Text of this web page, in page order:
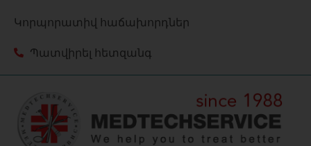
Կորպորատիվ հաճախորդներ
Պատվիրել հետզանգ